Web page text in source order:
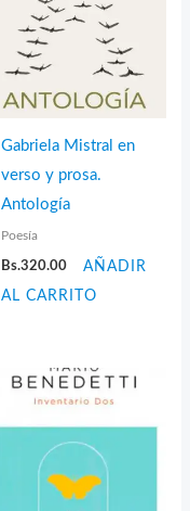
Gabriela Mistral en
verso y prosa.
Antología
Poesía
Bs.320.00
AÑADIR
AL CARRITO